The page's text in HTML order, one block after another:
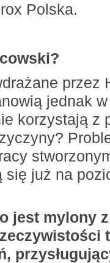
Polska.
przez
jednak
korzystają z
się już na
jest mylony